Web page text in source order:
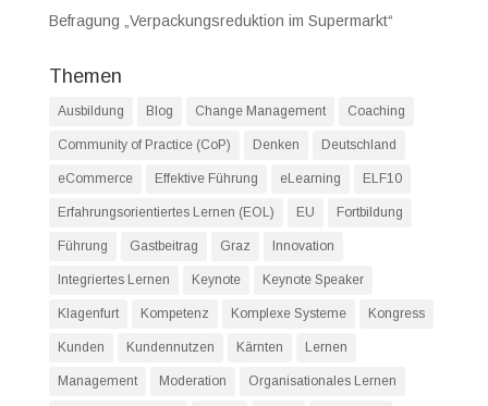
Befragung „Verpackungsreduktion im Supermarkt“
Themen
Ausbildung Blog Change Management Coaching
Community of Practice (CoP) Denken Deutschland
eCommerce Effektive Führung eLearning ELF10
Erfahrungsorientiertes Lernen (EOL) EU Fortbildung
Führung Gastbeitrag Graz Innovation
Integriertes Lernen Keynote Keynote Speaker
Klagenfurt Kompetenz Komplexe Systeme Kongress
Kunden Kundennutzen Kärnten Lernen
Management Moderation Organisationales Lernen